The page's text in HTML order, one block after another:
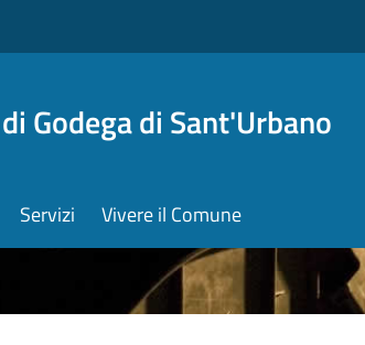
Godega di Sant'Urbano
Servizi Vivere il Comune